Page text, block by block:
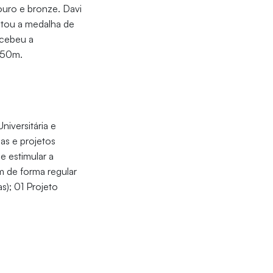
e bronze. Davi
a medalha de
a
e
e projetos
estimular a
de forma regular
01 Projeto